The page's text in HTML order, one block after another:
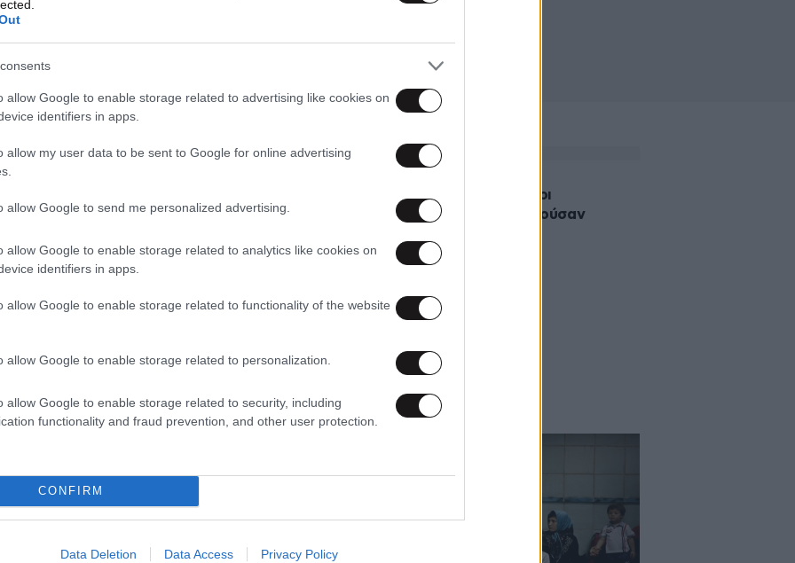
allow Google to enable storage related to advertising like cookies on
identifiers in apps.
allow my user data to be sent to Google for online advertising
allow Google to send me personalized advertising.
allow Google to enable storage related to analytics like cookies on
identifiers in apps.
allow Google to enable storage related to functionality of the website
allow Google to enable storage related to personalization.
allow Google to enable storage related to security, including
functionality and fraud prevention, and other user protection.
CONFIRM
Data Deletion Data Access Privacy Policy
Πάγωσαν από το κρύο ενώ
σύνορα με τον Λίβανο
Συνελήφθησαν οι Τούρκοι
στρατιώτες που κακοποιούσαν